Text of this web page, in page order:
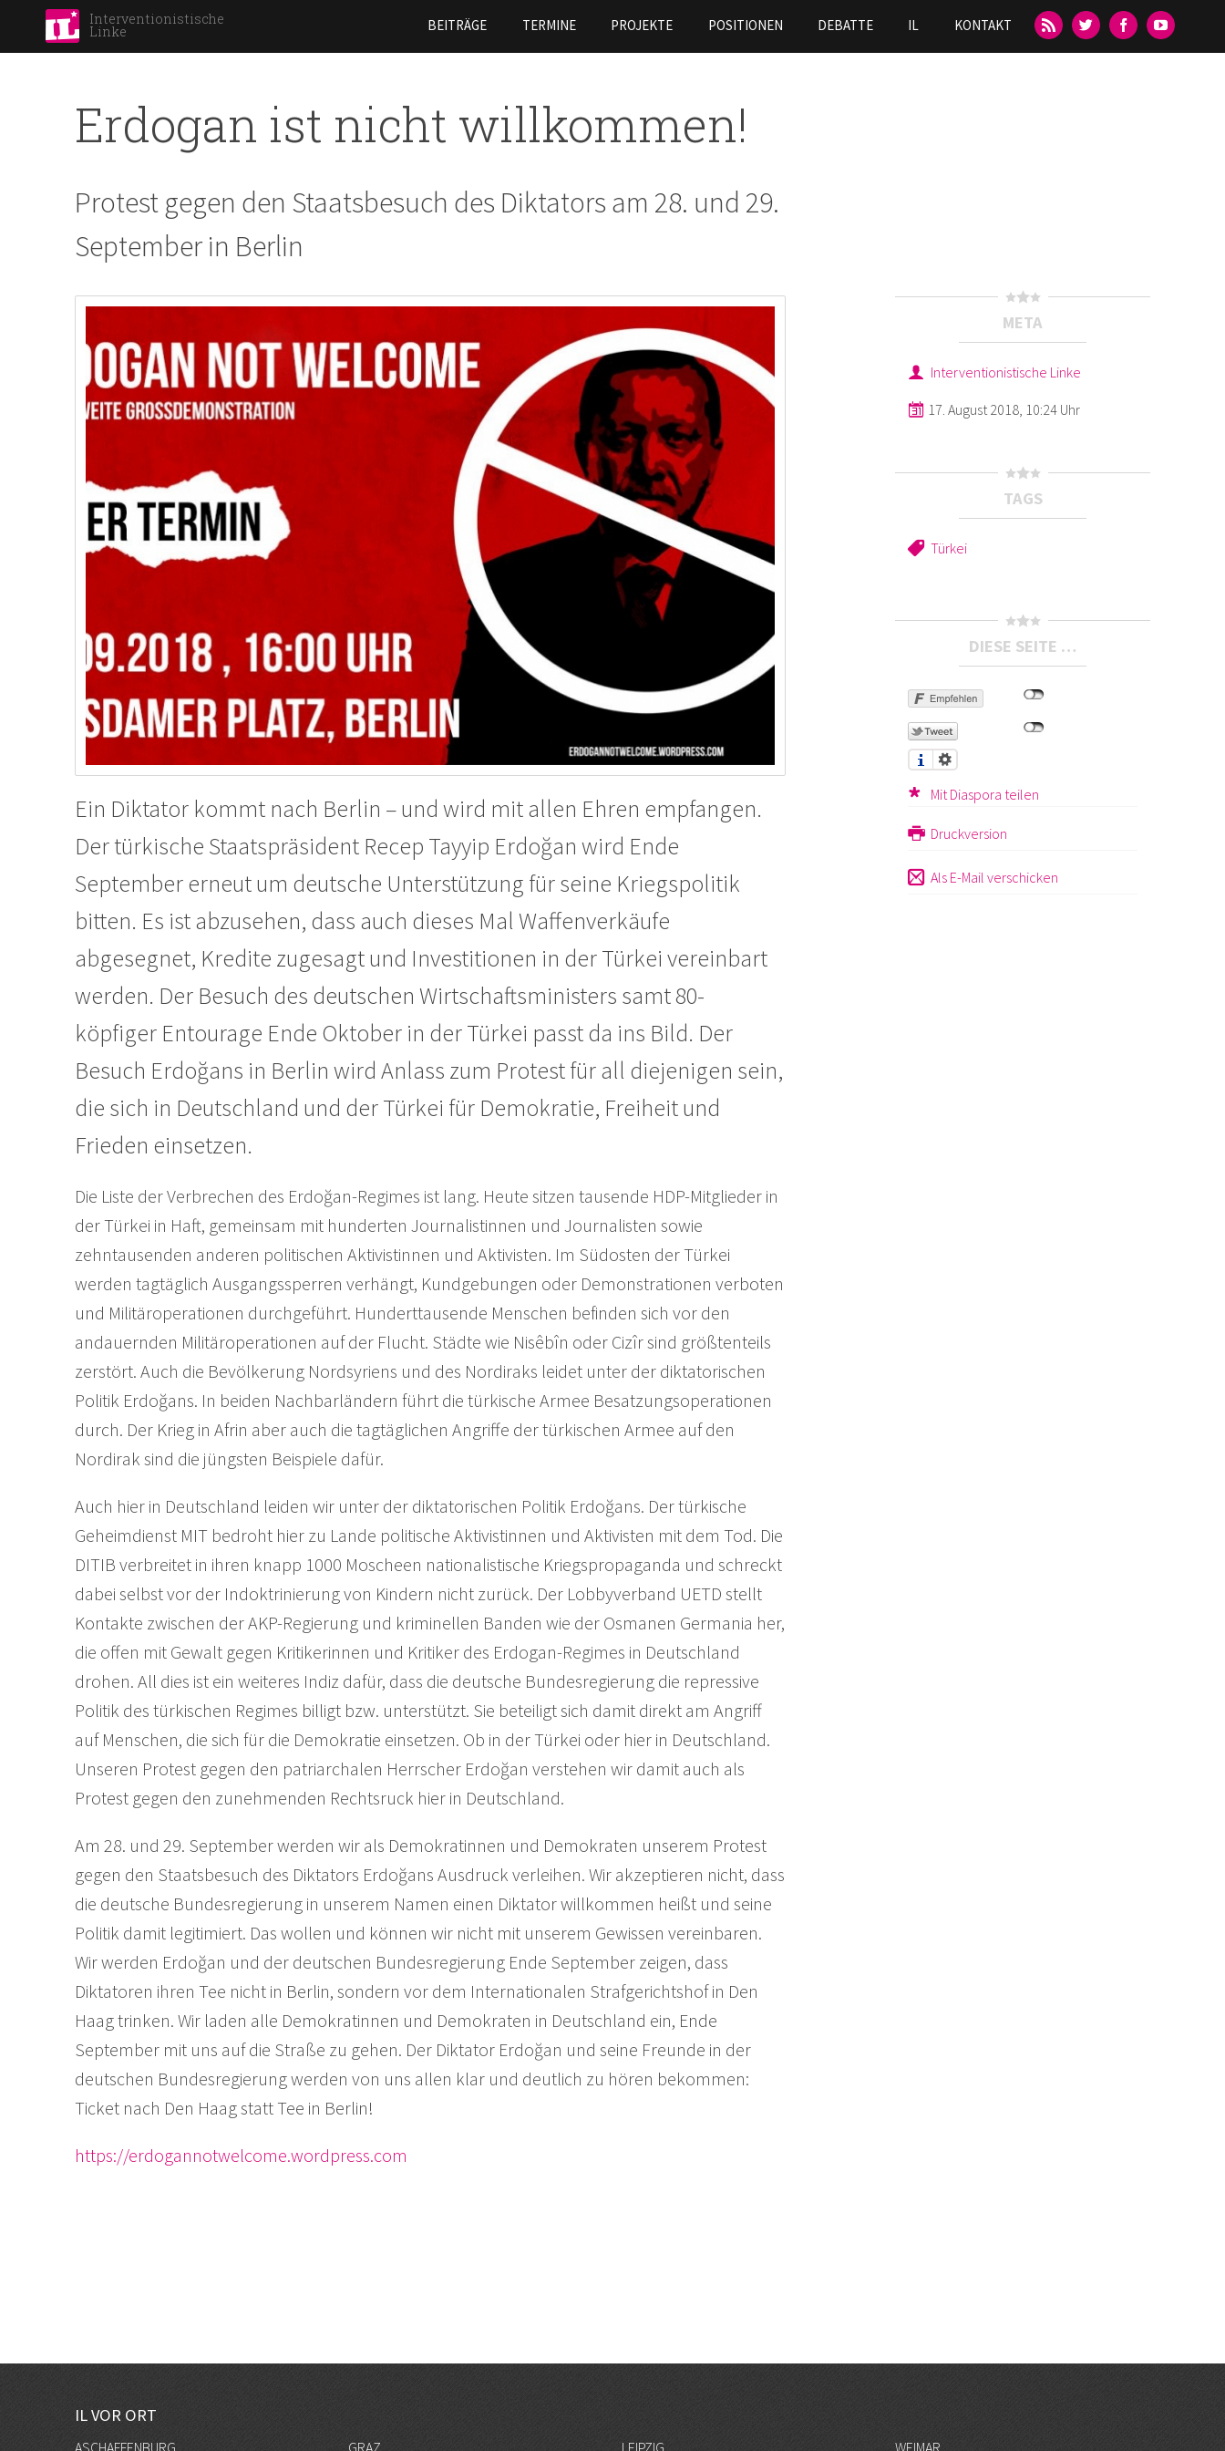
zum
Inhalt
Interventionistische
Linke BEITRÄGE TERMINE PROJEKTE POSITIONEN DEBATTE IL KONTAKT
Erdogan ist nicht willkommen!
Protest gegen den Staatsbesuch des Diktators am 28. und 29.
September in Berlin
Ein Diktator kommt nach Berlin – und wird mit allen Ehren empfangen.
Der türkische Staatspräsident Recep Tayyip Erdoğan wird Ende
September erneut um deutsche Unterstützung für seine Kriegspolitik
bitten. Es ist abzusehen, dass auch dieses Mal Waffenverkäufe
abgesegnet, Kredite zugesagt und Investitionen in der Türkei vereinbart
werden. Der Besuch des deutschen Wirtschaftsministers samt 80-
köpfiger Entourage Ende Oktober in der Türkei passt da ins Bild. Der
Besuch Erdoğans in Berlin wird Anlass zum Protest für all diejenigen sein,
die sich in Deutschland und der Türkei für Demokratie, Freiheit und
Frieden einsetzen.
Die Liste der Verbrechen des Erdoğan-Regimes ist lang. Heute sitzen tausende HDP-Mitglieder in
der Türkei in Haft, gemeinsam mit hunderten Journalistinnen und Journalisten sowie
zehntausenden anderen politischen Aktivistinnen und Aktivisten. Im Südosten der Türkei
werden tagtäglich Ausgangssperren verhängt, Kundgebungen oder Demonstrationen verboten
und Militäroperationen durchgeführt. Hunderttausende Menschen befinden sich vor den
andauernden Militäroperationen auf der Flucht. Städte wie Nisêbîn oder Cizîr sind größtenteils
zerstört. Auch die Bevölkerung Nordsyriens und des Nordiraks leidet unter der diktatorischen
Politik Erdoğans. In beiden Nachbarländern führt die türkische Armee Besatzungsoperationen
durch. Der Krieg in Afrin aber auch die tagtäglichen Angriffe der türkischen Armee auf den
Nordirak sind die jüngsten Beispiele dafür.
Auch hier in Deutschland leiden wir unter der diktatorischen Politik Erdoğans. Der türkische
Geheimdienst MIT bedroht hier zu Lande politische Aktivistinnen und Aktivisten mit dem Tod. Die
DITIB verbreitet in ihren knapp 1000 Moscheen nationalistische Kriegspropaganda und schreckt
dabei selbst vor der Indoktrinierung von Kindern nicht zurück. Der Lobbyverband UETD stellt
Kontakte zwischen der AKP-Regierung und kriminellen Banden wie der Osmanen Germania her,
die offen mit Gewalt gegen Kritikerinnen und Kritiker des Erdogan-Regimes in Deutschland
drohen. All dies ist ein weiteres Indiz dafür, dass die deutsche Bundesregierung die repressive
Politik des türkischen Regimes billigt bzw. unterstützt. Sie beteiligt sich damit direkt am Angriff
auf Menschen, die sich für die Demokratie einsetzen. Ob in der Türkei oder hier in Deutschland.
Unseren Protest gegen den patriarchalen Herrscher Erdoğan verstehen wir damit auch als
Protest gegen den zunehmenden Rechtsruck hier in Deutschland.
Am 28. und 29. September werden wir als Demokratinnen und Demokraten unserem Protest
gegen den Staatsbesuch des Diktators Erdoğans Ausdruck verleihen. Wir akzeptieren nicht, dass
die deutsche Bundesregierung in unserem Namen einen Diktator willkommen heißt und seine
Politik damit legitimiert. Das wollen und können wir nicht mit unserem Gewissen vereinbaren.
Wir werden Erdoğan und der deutschen Bundesregierung Ende September zeigen, dass
Diktatoren ihren Tee nicht in Berlin, sondern vor dem Internationalen Strafgerichtshof in Den
Haag trinken. Wir laden alle Demokratinnen und Demokraten in Deutschland ein, Ende
September mit uns auf die Straße zu gehen. Der Diktator Erdoğan und seine Freunde in der
deutschen Bundesregierung werden von uns allen klar und deutlich zu hören bekommen:
Ticket nach Den Haag statt Tee in Berlin!
https://erdogannotwelcome.wordpress.com
META
Interventionistische Linke
17. August 2018, 10:24 Uhr
TAGS
Türkei
DIESE SEITE …
Mit Diaspora teilen
Druckversion
Als E-Mail verschicken
IL VOR ORT
ASCHAFFENBURG GRAZ LEIPZIG WEIMAR